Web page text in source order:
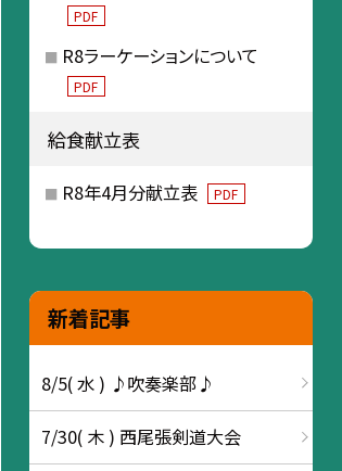
PDF
R8ラーケーションについて
PDF
給食献立表
R8年4月分献立表 PDF
新着記事
8/5( 水 ) ♪吹奏楽部♪
7/30( 木 ) 西尾張剣道大会